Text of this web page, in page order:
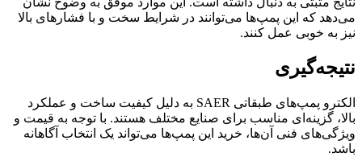
می‌دهد که این پمپ‌ها می‌توانند در شرایط سخت و با فشارهای بالا
نیز به خوبی عمل کنند.
نتیجه‌گیری
الکترو پمپ‌های طبقاتی SAER به دلیل کیفیت ساخت و عملکرد
بالا، گزینه‌ای مناسب برای صنایع مختلف هستند. با توجه به قیمت و
ویژگی‌های فنی آن‌ها، خرید این پمپ‌ها می‌تواند یک انتخاب آگاهانه
باشد.